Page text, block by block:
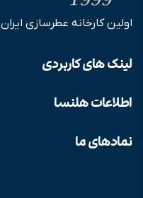
اولین کارخانه عطرسازی ایران
لینک های کاربردی
اطلاعات هلنسا
نمادهای ما